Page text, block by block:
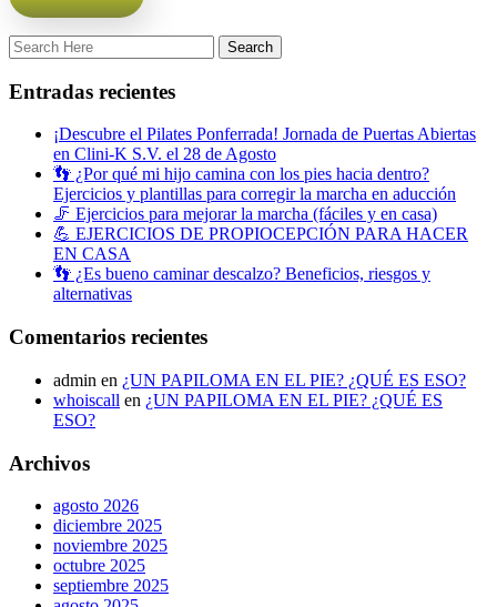
Entradas recientes
¡Descubre el Pilates Ponferrada! Jornada de Puertas Abiertas
en Clini-K S.V. el 28 de Agosto
👣 ¿Por qué mi hijo camina con los pies hacia dentro?
Ejercicios y plantillas para corregir la marcha en aducción
🦵 Ejercicios para mejorar la marcha (fáciles y en casa)
💪 EJERCICIOS DE PROPIOCEPCIÓN PARA HACER
EN CASA
👣 ¿Es bueno caminar descalzo? Beneficios, riesgos y
alternativas
Comentarios recientes
admin en ¿UN PAPILOMA EN EL PIE? ¿QUÉ ES ESO?
whoiscall en ¿UN PAPILOMA EN EL PIE? ¿QUÉ ES
ESO?
Archivos
agosto 2026
diciembre 2025
noviembre 2025
octubre 2025
septiembre 2025